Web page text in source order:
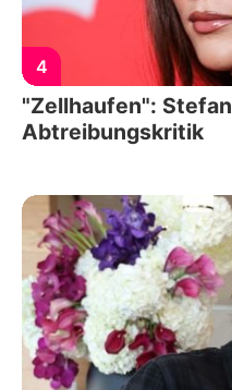
4
"Zellhaufen":
Abtreibungskritik